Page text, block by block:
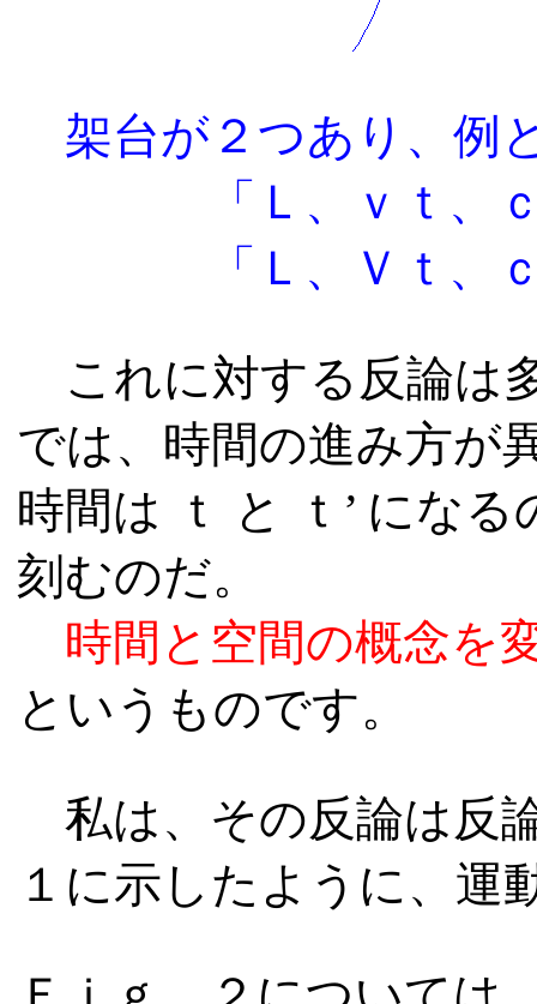
架台が２つあり、例
「Ｌ、ｖｔ、
「Ｌ、Ｖｔ
これに対する反論は
では、時間の進み方が
時間は ｔ と ｔ’ にな
刻むのだ。
時間と空間の概念を
というものです。
私は、その反論は反
１に示したように、運